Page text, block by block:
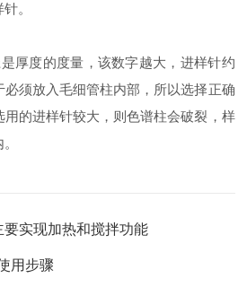
。
度的度量，该数字越大，进样针约
须放入毛细管柱内部，所以选择正确
的进样针较大，则色谱柱会破裂，样
要实现加热和搅拌功能
用步骤